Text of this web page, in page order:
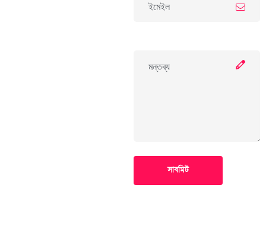
সাবমিট